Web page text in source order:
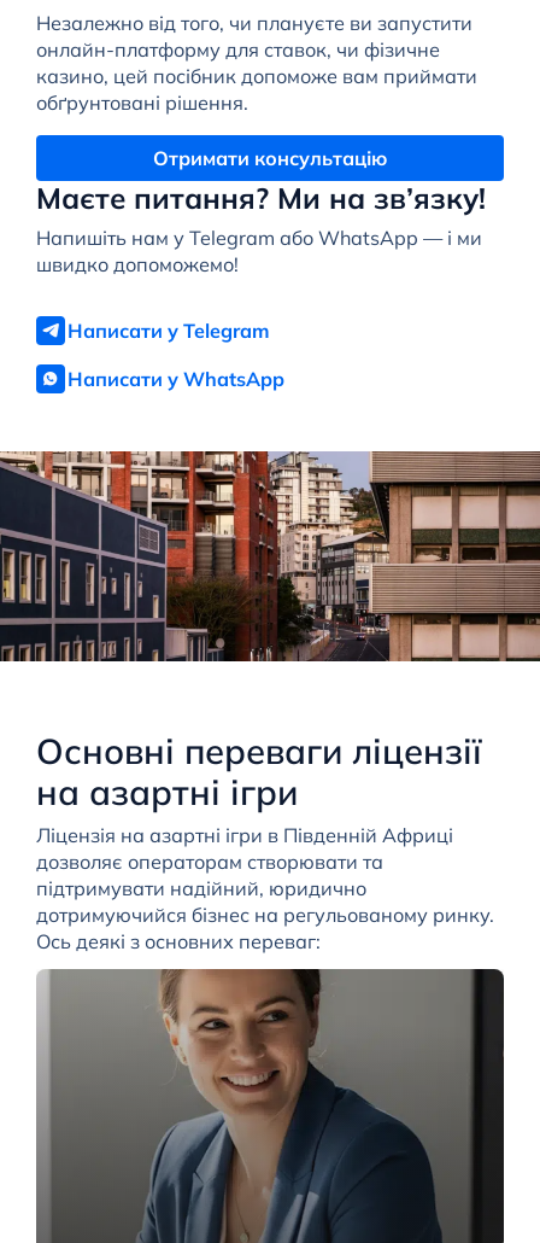
Маєте питання? Ми на зв’язку!
Напишіть нам у Telegram або WhatsApp — і ми
швидко допоможемо!
Написати у Telegram
Написати у WhatsApp
Незалежно від того, чи плануєте ви запустити
онлайн-платформу для ставок, чи фізичне
казино, цей посібник допоможе вам приймати
обґрунтовані рішення.
Отримати консультацію
Основні переваги ліцензії
на азартні ігри
Ліцензія на азартні ігри в Південній Африці
дозволяє операторам створювати та
підтримувати надійний, юридично
дотримуючийся бізнес на регульованому ринку.
Ось деякі з основних переваг: